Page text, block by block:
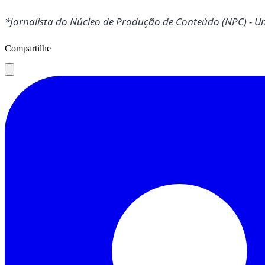
*Jornalista do Núcleo de Produção de Conteúdo (NPC) -
Compartilhe